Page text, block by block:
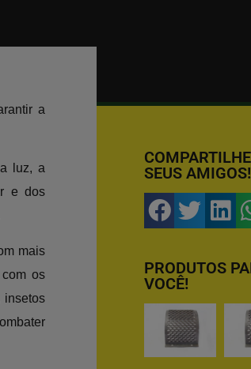
a
luz, a
e dos
mais
os
insetos
SEUS AMIGOS!
PRODUTOS
VOCÊ!